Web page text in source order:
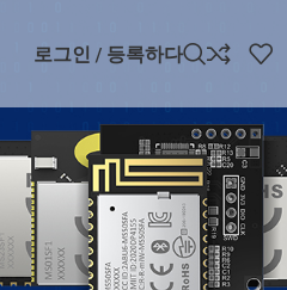
로그인 / 등록하다